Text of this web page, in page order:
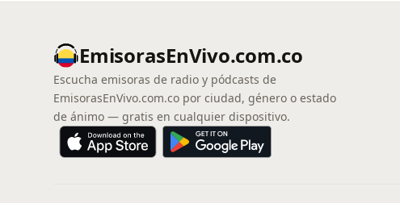
EmisorasEnVivo.com.co
Escucha emisoras de radio y pódcasts de
EmisorasEnVivo.com.co por ciudad, género o estado
de ánimo — gratis en cualquier dispositivo.